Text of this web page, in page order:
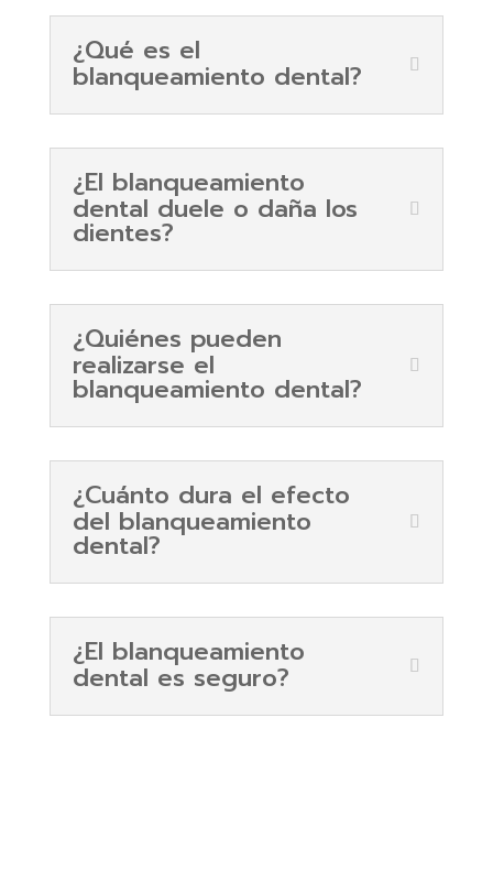
¿Qué es el
blanqueamiento dental?
¿El blanqueamiento
dental duele o daña los
dientes?
¿Quiénes pueden
realizarse el
blanqueamiento dental?
¿Cuánto dura el efecto
del blanqueamiento
dental?
¿El blanqueamiento
dental es seguro?